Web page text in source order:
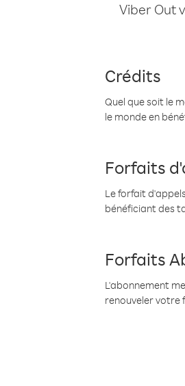
Viber Out
Crédits
Quel que soit le
le monde en
Forfaits
Le forfait
bénéficiant des
Forfaits
L'abonnement
renouveler votre